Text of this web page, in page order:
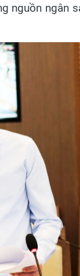
nguồn ngân